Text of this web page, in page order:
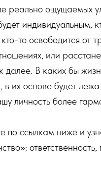
реально ощущаемых
индивидуальным,
кто-то освободится от
или
далее. В каких бы
в их основе будет
личность более
по ссылкам ниже и